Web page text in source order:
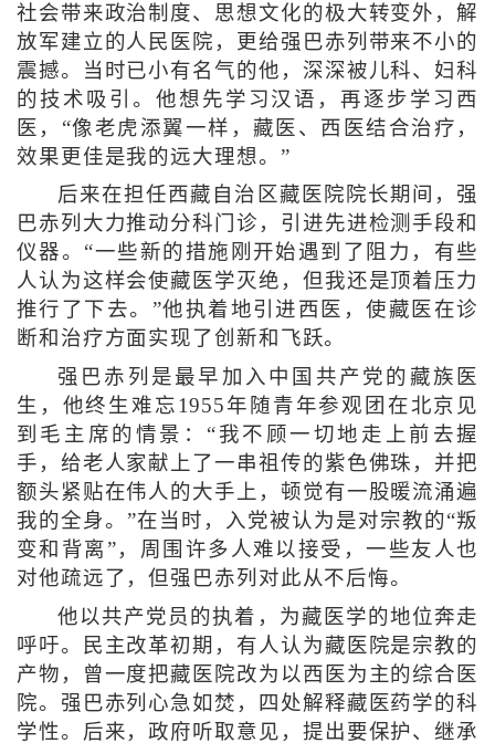
社会带来政治制度、思想文化的极大转变外，解
放军建立的人民医院，更给强巴赤列带来不小的
震撼。当时已小有名气的他，深深被儿科、妇科
的技术吸引。他想先学习汉语，再逐步学习西
医，“像老虎添翼一样，藏医、西医结合治疗，
效果更佳是我的远大理想。”
后来在担任西藏自治区藏医院院长期间，强
巴赤列大力推动分科门诊，引进先进检测手段和
仪器。“一些新的措施刚开始遇到了阻力，有些
人认为这样会使藏医学灭绝，但我还是顶着压力
推行了下去。”他执着地引进西医，使藏医在诊
断和治疗方面实现了创新和飞跃。
强巴赤列是最早加入中国共产党的藏族医
生，他终生难忘1955年随青年参观团在北京见
到毛主席的情景：“我不顾一切地走上前去握
手，给老人家献上了一串祖传的紫色佛珠，并把
额头紧贴在伟人的大手上，顿觉有一股暖流涌遍
我的全身。”在当时，入党被认为是对宗教的“叛
变和背离”，周围许多人难以接受，一些友人也
对他疏远了，但强巴赤列对此从不后悔。
他以共产党员的执着，为藏医学的地位奔走
呼吁。民主改革初期，有人认为藏医院是宗教的
产物，曾一度把藏医院改为以西医为主的综合医
院。强巴赤列心急如焚，四处解释藏医药学的科
学性。后来，政府听取意见，提出要保护、继承